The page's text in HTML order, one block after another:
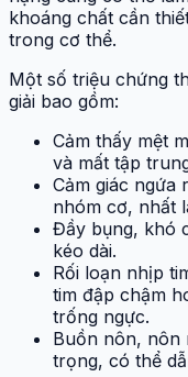
khoáng chất cần
trong cơ thể.
Một số triệu chứng
giải bao gồm:
Cảm thấy mệt
và mất tập
Cảm giác ngứa
nhóm cơ, nhất
Đầy bụng, khó
kéo dài.
Rối loạn nhịp
tim đập chậm
trống ngực.
Buồn nôn, nôn
trọng, có thể